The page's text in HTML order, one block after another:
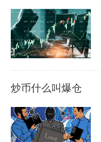
炒币什么叫爆仓